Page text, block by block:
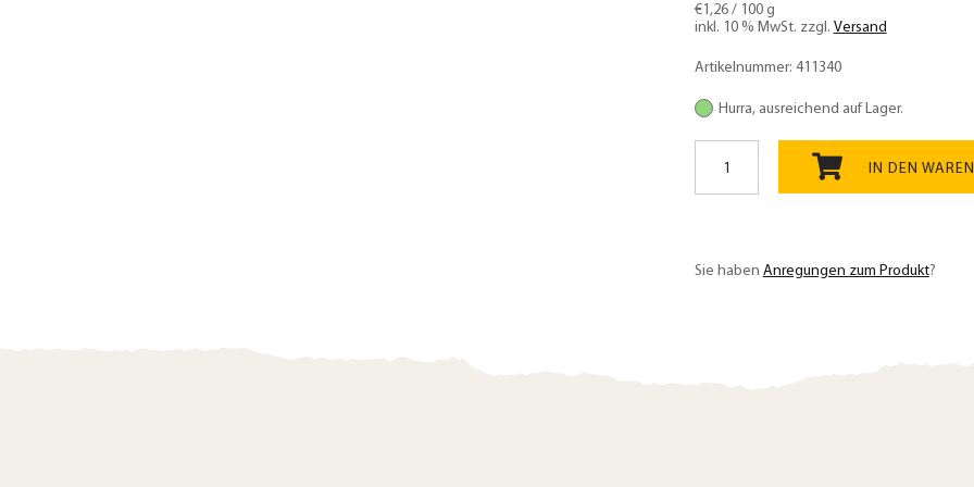
€1,26/ 100 g
inkl. 10 % MwSt. zzgl. Versand
Artikelnummer: 411340
Hurra, ausreichend auf Lager.
Buchweizenbrot
glutenfrei
Backm.
einfache
Zubereitung
IN DEN
Sie haben Anregungen zum Produkt?